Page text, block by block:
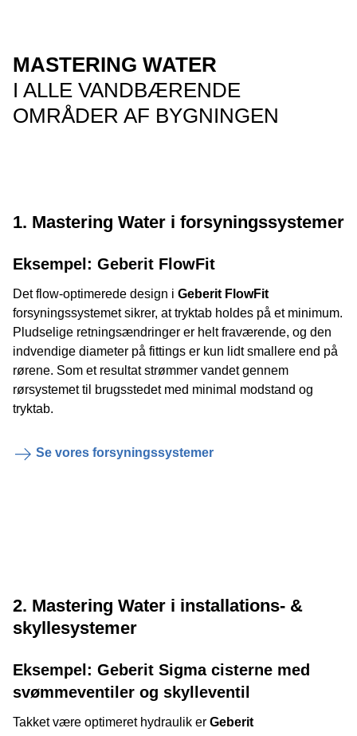
MASTERING WATER
I ALLE VANDBÆRENDE
OMRÅDER AF BYGNINGEN
1. Mastering Water i forsyningssystemer
Eksempel: Geberit FlowFit
Det flow-optimerede design i Geberit FlowFit
forsyningssystemet sikrer, at tryktab holdes på et minimum.
Pludselige retningsændringer er helt fraværende, og den
indvendige diameter på fittings er kun lidt smallere end på
rørene. Som et resultat strømmer vandet gennem
rørsystemet til brugsstedet med minimal modstand og
tryktab.
Se vores forsyningssystemer
2. Mastering Water i installations- &
skyllesystemer
Eksempel: Geberit Sigma cisterne med
svømmeventiler og skylleventil
Takket være optimeret hydraulik er Geberit